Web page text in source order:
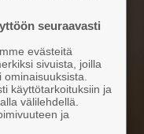
seuraavasti
evästeitä
sivuista, joilla
käyttötarkoituksiin ja
välilehdellä.
ja